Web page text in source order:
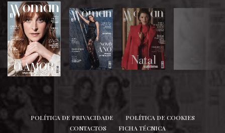
SIGA-NOS
POLÍTICA DE PRIVACIDADE
POLÍTICA DE COOKIES
CONTACTOS
FICHA TÉCNICA